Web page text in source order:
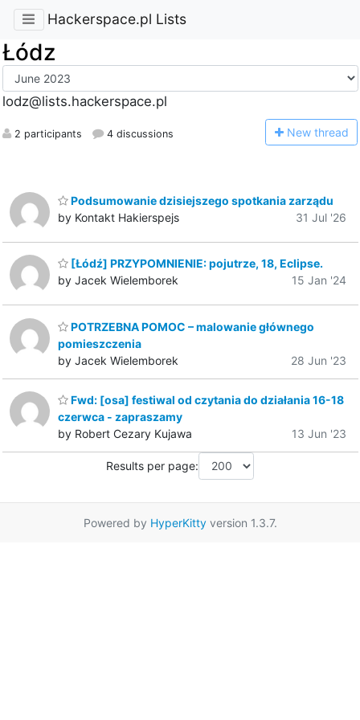
Hackerspace.pl Lists
Łódz
lodz@lists.hackerspace.pl
2 participants 4 discussions New thread
Podsumowanie dzisiejszego spotkania zarządu
by Kontakt Hakierspejs
31 Jul '26
[Łódź] PRZYPOMNIENIE: pojutrze, 18, Eclipse.
by Jacek Wielemborek
15 Jan '24
POTRZEBNA POMOC – malowanie głównego
pomieszczenia
by Jacek Wielemborek
28 Jun '23
Fwd: [osa] festiwal od czytania do działania 16-18
czerwca - zapraszamy
by Robert Cezary Kujawa
13 Jun '23
Results per page:
Powered by HyperKittyversion 1.3.7.